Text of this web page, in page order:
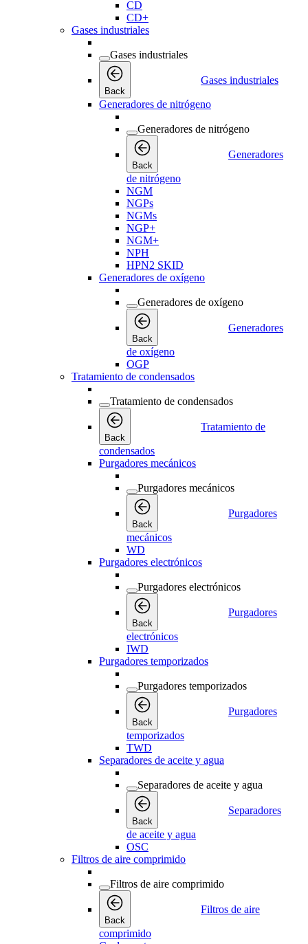
CD
CD+
Gases industriales
Gases industriales
Back
Gases industriales
Generadores de nitrógeno
Generadores de nitrógeno
Back
Generadores
de nitrógeno
NGM
NGPs
NGMs
NGP+
NGM+
NPH
HPN2 SKID
Generadores de oxígeno
Generadores de oxígeno
Back
Generadores
de oxígeno
OGP
Tratamiento de condensados
Tratamiento de condensados
Back
Tratamiento de
condensados
Purgadores mecánicos
Purgadores mecánicos
Back
Purgadores
mecánicos
WD
Purgadores electrónicos
Purgadores electrónicos
Back
Purgadores
electrónicos
IWD
Purgadores temporizados
Purgadores temporizados
Back
Purgadores
temporizados
TWD
Separadores de aceite y agua
Separadores de aceite y agua
Back
Separadores
de aceite y agua
OSC
Filtros de aire comprimido
Filtros de aire comprimido
Back
Filtros de aire
comprimido